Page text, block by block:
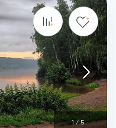
1/5